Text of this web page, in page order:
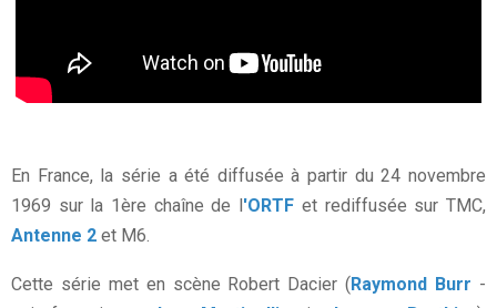
En France, la série a été diffusée à partir du 24 novembre
1969 sur la 1ère chaîne de l 'ORTF et rediffusée sur TMC,
Antenne 2 et M6.
Cette série met en scène Robert Dacier ( Raymond Burr -